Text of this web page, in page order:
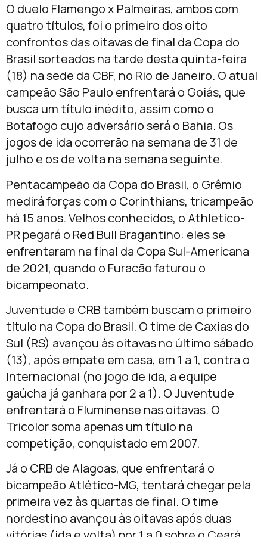
O duelo Flamengo x Palmeiras, ambos com
quatro títulos, foi o primeiro dos oito
confrontos das oitavas de final da Copa do
Brasil sorteados na tarde desta quinta-feira
(18) na sede da CBF, no Rio de Janeiro. O atual
campeão São Paulo enfrentará o Goiás, que
busca um título inédito, assim como o
Botafogo cujo adversário será o Bahia. Os
jogos de ida ocorrerão na semana de 31 de
julho e os de volta na semana seguinte.
Pentacampeão da Copa do Brasil, o Grêmio
medirá forças com o Corinthians, tricampeão
há 15 anos. Velhos conhecidos, o Athletico-
PR pegará o Red Bull Bragantino: eles se
enfrentaram na final da Copa Sul-Americana
de 2021, quando o Furacão faturou o
bicampeonato.
Juventude e CRB também buscam o primeiro
título na Copa do Brasil. O time de Caxias do
Sul (RS) avançou às oitavas no último sábado
(13), após empate em casa, em 1 a 1, contra o
Internacional (no jogo de ida, a equipe
gaúcha já ganhara por 2 a 1). O Juventude
enfrentará o Fluminense nas oitavas. O
Tricolor soma apenas um título na
competição, conquistado em 2007.
Já o CRB de Alagoas, que enfrentará o
bicampeão Atlético-MG, tentará chegar pela
primeira vez às quartas de final. O time
nordestino avançou às oitavas após duas